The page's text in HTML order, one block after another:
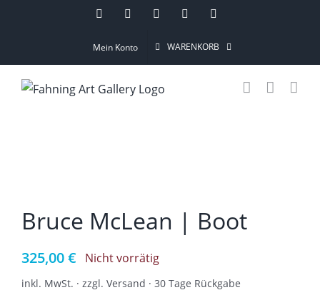
InstagramPinterestFacebookYouTube
Mein Konto WARENKORB
Bruce McLean | Boot
325,00€ Nicht vorrätig
inkl. MwSt. · zzgl. Versand · 30 Tage Rückgabe